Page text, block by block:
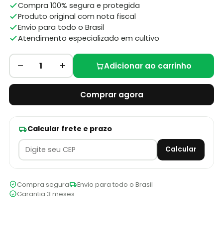
Compra 100% segura e protegida
Produto original com nota fiscal
Envio para todo o Brasil
Atendimento especializado em cultivo
– 1 + Adicionar ao carrinho
Comprar agora
Calcular frete e prazo
Calcular
Compra segura
Envio para todo o Brasil
Garantia 3 meses